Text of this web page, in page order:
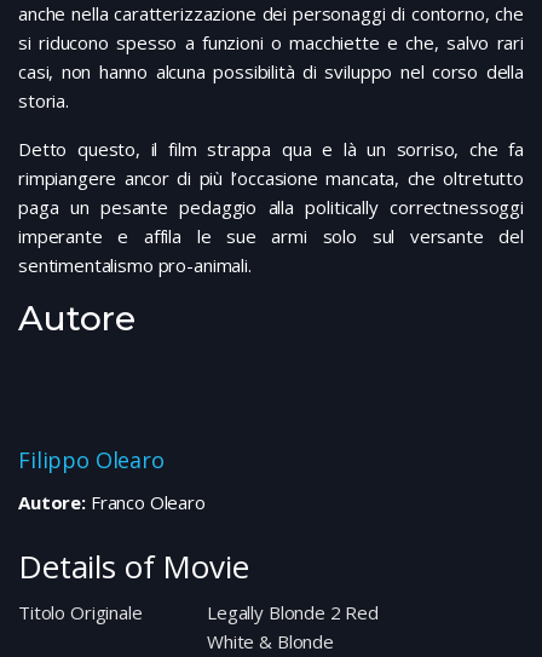
anche nella caratterizzazione dei personaggi di contorno, che
si riducono spesso a funzioni o macchiette e che, salvo rari
casi, non hanno alcuna possibilità di sviluppo nel corso della
storia.
Detto questo, il film strappa qua e là un sorriso, che fa
rimpiangere ancor di più l’occasione mancata, che oltretutto
paga un pesante pedaggio alla politically correctnessoggi
imperante e affila le sue armi solo sul versante del
sentimentalismo pro-animali.
Autore
Filippo Olearo
Autore:Franco Olearo
Details of Movie
Titolo Originale
Legally Blonde 2 Red
White & Blonde